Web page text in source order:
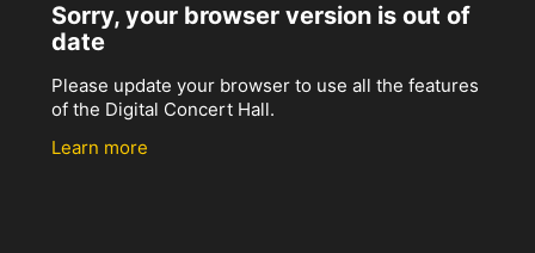
Sorry, your browser version is out of
date
Please update your browser to use all the features
of the Digital Concert Hall.
Learn more